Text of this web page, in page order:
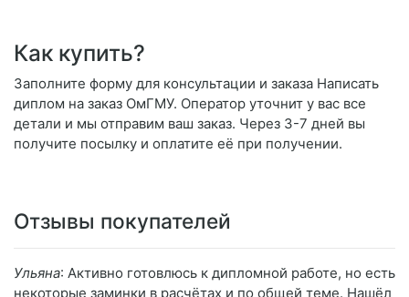
Как купить?
Заполните форму для консультации и заказа Написать
диплом на заказ ОмГМУ. Оператор уточнит у вас все
детали и мы отправим ваш заказ. Через 3-7 дней вы
получите посылку и оплатите её при получении.
Отзывы покупателей
Ульяна: Активно готовлюсь к дипломной работе, но есть
некоторые заминки в расчётах и по общей теме. Нашёл